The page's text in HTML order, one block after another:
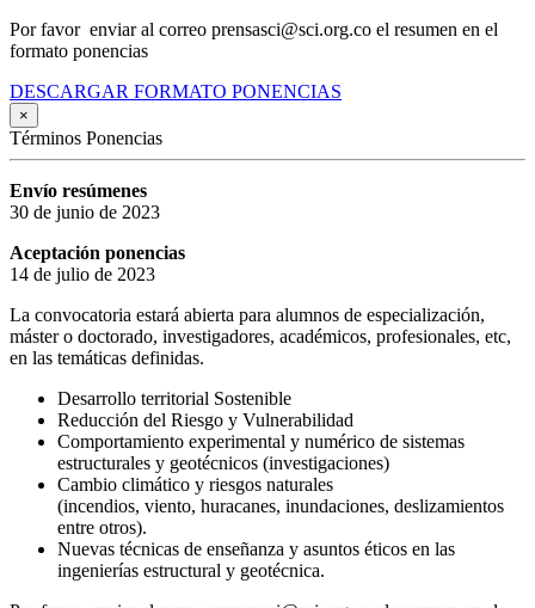
Por favor enviar al correo prensasci@sci.org.co el resumen en el
formato ponencias
DESCARGAR FORMATO PONENCIAS
×
Términos Ponencias
Envío resúmenes
30 de junio de 2023
Aceptación ponencias
14 de julio de 2023
La convocatoria estará abierta para alumnos de especialización,
máster o doctorado, investigadores, académicos, profesionales, etc,
en las temáticas definidas.
Desarrollo territorial Sostenible
Reducción del Riesgo y Vulnerabilidad
Comportamiento experimental y numérico de sistemas
estructurales y geotécnicos (investigaciones)
Cambio climático y riesgos naturales
(incendios, viento, huracanes, inundaciones, deslizamientos
entre otros).
Nuevas técnicas de enseñanza y asuntos éticos en las
ingenierías estructural y geotécnica.